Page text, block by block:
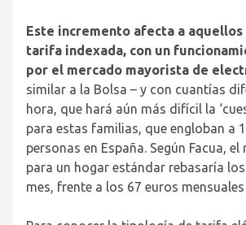
Este incremento afecta a aquellos
tarifa indexada, con un
por el mercado mayorista de
similar a la Bolsa – y con cuantías
hora, que hará aún más difícil la
para estas familias, que engloban a
personas en España. Según Facua,
para un hogar estándar rebasaría
mes, frente a los 67 euros